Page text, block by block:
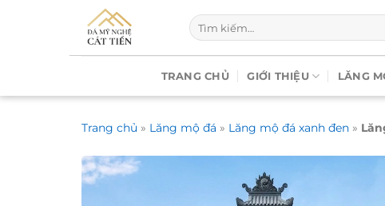
Tìm
kiếm:
TRANG CHỦ GIỚI THIỆU LĂNG
Trang chủ » Lăng mộ đá » Lăng mộ đá xanh đen »